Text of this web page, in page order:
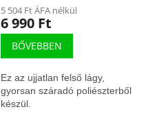
5 504 Ft ÁFA nélkül
6 990 Ft
BŐVEBBEN
Ez az ujjatlan felső lágy,
gyorsan száradó poliészterből
készül.